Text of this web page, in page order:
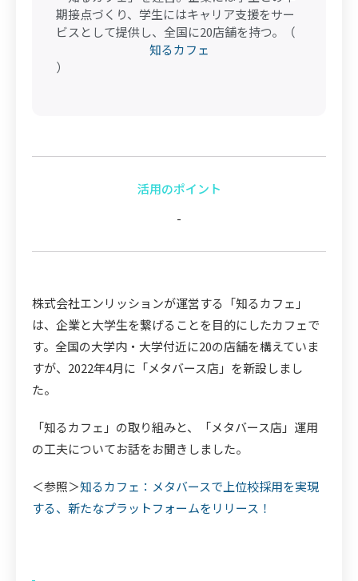
期接点づくり、学生にはキャリア支援をサー
ビスとして提供し、全国に20店舗を持つ。（
知るカフェ
）
活用のポイント
-
株式会社エンリッションが運営する「知るカフェ」
は、企業と大学生を繋げることを目的にしたカフェで
す。全国の大学内・大学付近に20の店舗を構えていま
すが、2022年4月に「メタバース店」を新設しまし
た。
「知るカフェ」の取り組みと、「メタバース店」運用
の工夫についてお話をお聞きしました。
＜参照＞知るカフェ：メタバースで上位校採用を実現
する、新たなプラットフォームをリリース！